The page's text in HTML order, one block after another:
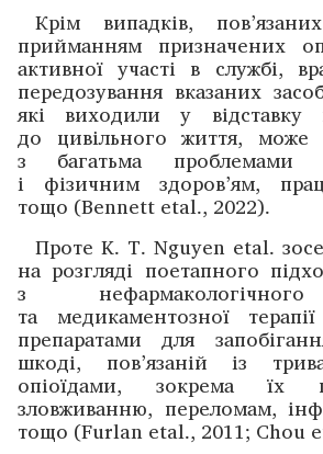
Крім випадків,
прийманням призначених
активної участі в службі,
передозування вказаних
які виходили у відставку
до цивіль­ного ­життя, може
з багатьма проблемами
і фізичним здоров’ям,
тощо (Bennett etal., 2022).
Проте K. T. Nguyen etal.
на ­розгляді поетапного
з
та медикаментозної
препаратами для
шкоді, пов’язаній із
опіоїдами, зокрема їх
зловживанню, переломам,
тощо (Furlan etal., 2011; Chou